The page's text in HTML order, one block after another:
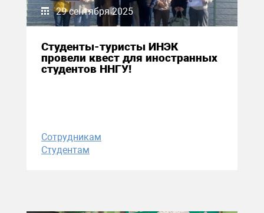
29 сентября 2025
Студенты-туристы ИНЭК
провели квест для иностранных
студентов ННГУ!
Сотрудникам
Студентам